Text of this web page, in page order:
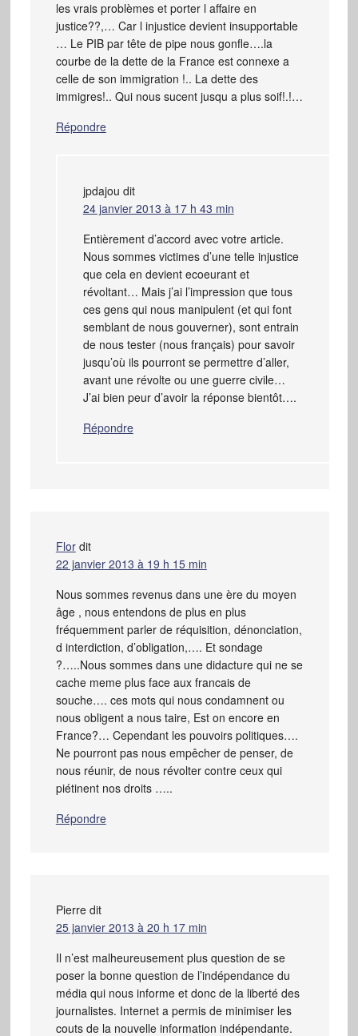
les vrais problèmes et porter l affaire en
justice??,… Car l injustice devient insupportable
… Le PIB par tête de pipe nous gonfle….la
courbe de la dette de la France est connexe a
celle de son immigration !.. La dette des
immigres!.. Qui nous sucent jusqu a plus soif!.!…
Répondre
jpdajou dit
24 janvier 2013 à 17 h 43 min
Entièrement d’accord avec votre article.
Nous sommes victimes d’une telle injustice
que cela en devient ecoeurant et
révoltant… Mais j’ai l’impression que tous
ces gens qui nous manipulent (et qui font
semblant de nous gouverner), sont entrain
de nous tester (nous français) pour savoir
jusqu’où ils pourront se permettre d’aller,
avant une révolte ou une guerre civile…
J’ai bien peur d’avoir la réponse bientôt….
Répondre
Flor dit
22 janvier 2013 à 19 h 15 min
Nous sommes revenus dans une ère du moyen
âge , nous entendons de plus en plus
fréquemment parler de réquisition, dénonciation,
d interdiction, d’obligation,…. Et sondage
?…..Nous sommes dans une didacture qui ne se
cache meme plus face aux francais de
souche…. ces mots qui nous condamnent ou
nous obligent a nous taire, Est on encore en
France?… Cependant les pouvoirs politiques….
Ne pourront pas nous empêcher de penser, de
nous réunir, de nous révolter contre ceux qui
piétinent nos droits …..
Répondre
Pierre dit
25 janvier 2013 à 20 h 17 min
Il n’est malheureusement plus question de se
poser la bonne question de l’indépendance du
média qui nous informe et donc de la liberté des
journalistes. Internet a permis de minimiser les
couts de la nouvelle information indépendante.